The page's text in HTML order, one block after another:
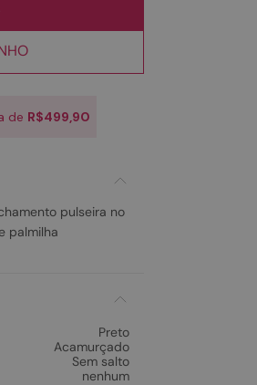
de R$499,90
pulseira no
palmilha
Preto
Acamurçado
Sem salto
nenhum